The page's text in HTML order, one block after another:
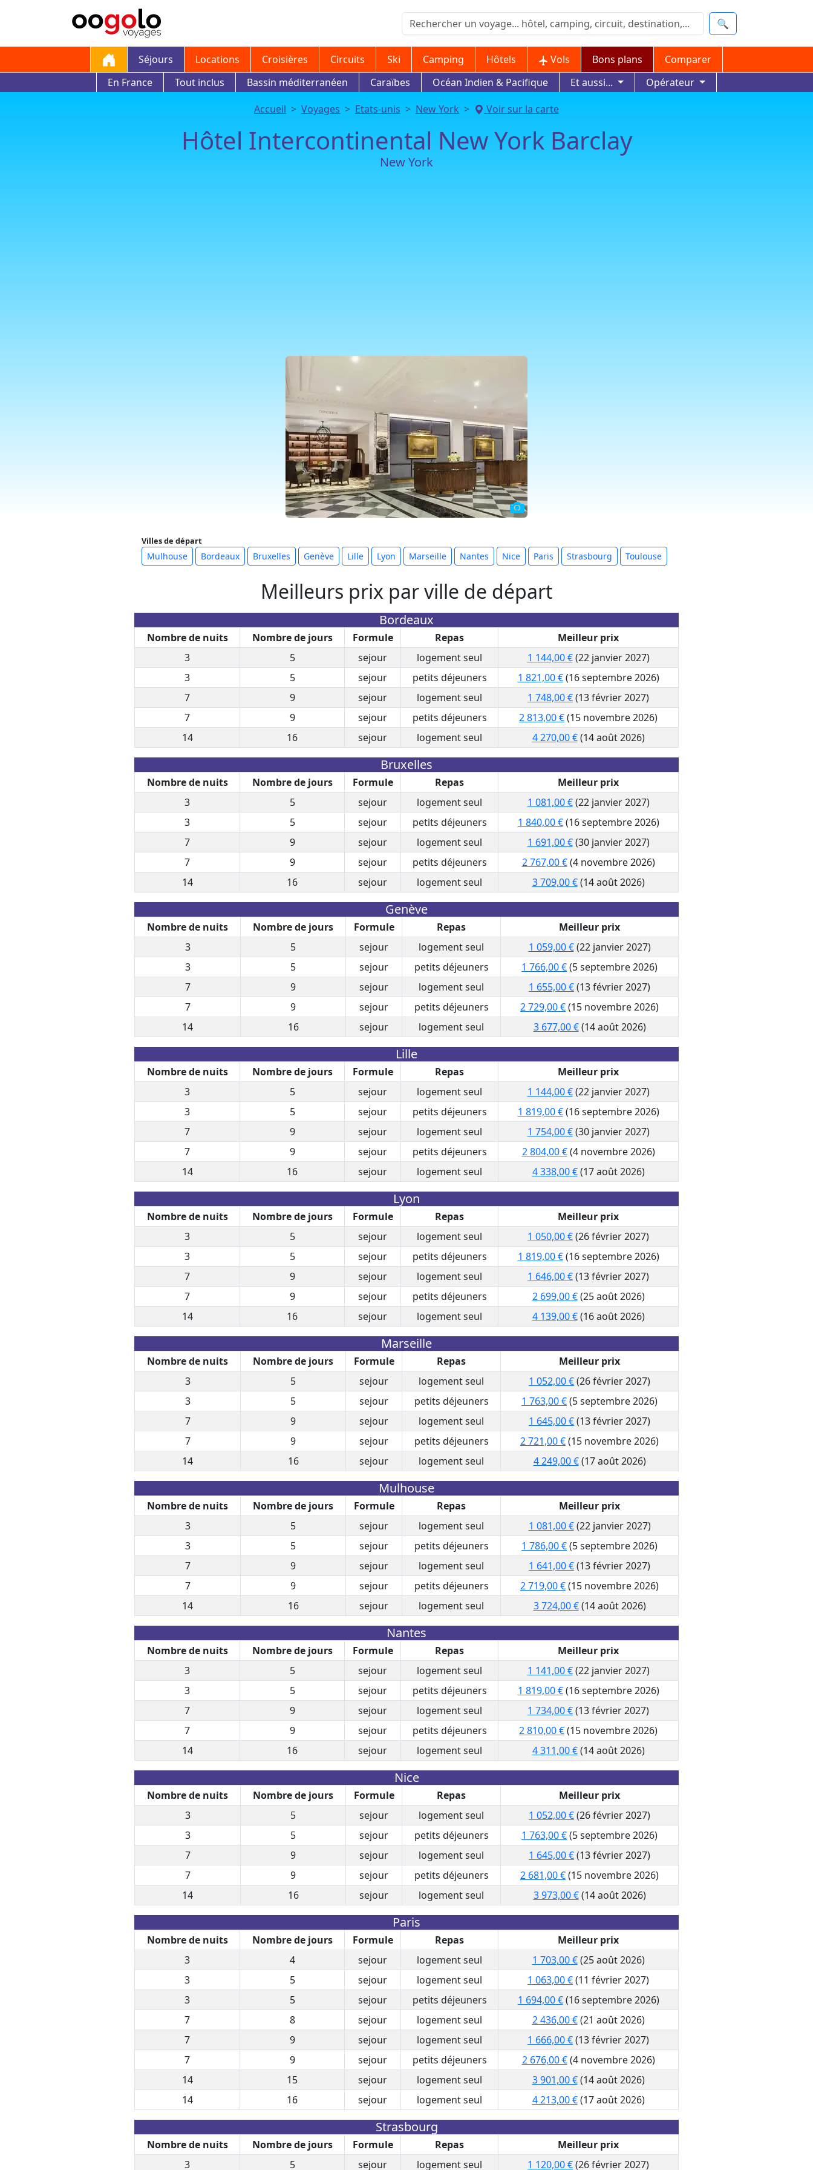
🔍
Séjours Locations Croisières Circuits Ski Camping Hôtels Vols Bons plans
Comparer
En France
Tout inclus Bassin méditerranéen Caraïbes Océan Indien & Pacifique Et aussi...
Opérateur
Accueil
Voyages Etats-unis New York Voir sur la carte
Hôtel Intercontinental New York Barclay
New York
Villes de départ
Mulhouse Bordeaux Bruxelles Genève Lille Lyon Marseille Nantes Nice Paris Strasbourg Toulouse
Meilleurs prix par ville de départ
Bordeaux
Nombre de nuits Nombre de jours Formule Repas
Meilleur prix
3
5 sejour logement seul 1 144,00 €(22 janvier 2027)
3
5 sejour petits déjeuners 1 821,00 €(16 septembre 2026)
7
9 sejour logement seul 1 748,00 €(13 février 2027)
7
9 sejour petits déjeuners 2 813,00 €(15 novembre 2026)
14
16 sejour logement seul 4 270,00 €(14 août 2026)
Bruxelles
Nombre de nuits Nombre de jours Formule Repas
Meilleur prix
3
5 sejour logement seul 1 081,00 €(22 janvier 2027)
3
5 sejour petits déjeuners 1 840,00 €(16 septembre 2026)
7
9 sejour logement seul 1 691,00 €(30 janvier 2027)
7
9 sejour petits déjeuners 2 767,00 €(4 novembre 2026)
14
16 sejour logement seul 3 709,00 €(14 août 2026)
Genève
Nombre de nuits Nombre de jours Formule Repas
Meilleur prix
3
5 sejour logement seul 1 059,00 €(22 janvier 2027)
3
5 sejour petits déjeuners 1 766,00 €(5 septembre 2026)
7
9 sejour logement seul 1 655,00 €(13 février 2027)
7
9 sejour petits déjeuners 2 729,00 €(15 novembre 2026)
14
16 sejour logement seul 3 677,00 €(14 août 2026)
Lille
Nombre de nuits Nombre de jours Formule Repas
Meilleur prix
3
5 sejour logement seul 1 144,00 €(22 janvier 2027)
3
5 sejour petits déjeuners 1 819,00 €(16 septembre 2026)
7
9 sejour logement seul 1 754,00 €(30 janvier 2027)
7
9 sejour petits déjeuners 2 804,00 €(4 novembre 2026)
14
16 sejour logement seul 4 338,00 €(17 août 2026)
Lyon
Nombre de nuits Nombre de jours Formule Repas
Meilleur prix
3
5 sejour logement seul 1 050,00 €(26 février 2027)
3
5 sejour petits déjeuners 1 819,00 €(16 septembre 2026)
7
9 sejour logement seul 1 646,00 €(13 février 2027)
7
9 sejour petits déjeuners 2 699,00 €(25 août 2026)
14
16 sejour logement seul 4 139,00 €(16 août 2026)
Marseille
Nombre de nuits Nombre de jours Formule Repas
Meilleur prix
3
5 sejour logement seul 1 052,00 €(26 février 2027)
3
5 sejour petits déjeuners 1 763,00 €(5 septembre 2026)
7
9 sejour logement seul 1 645,00 €(13 février 2027)
7
9 sejour petits déjeuners 2 721,00 €(15 novembre 2026)
14
16 sejour logement seul 4 249,00 €(17 août 2026)
Mulhouse
Nombre de nuits Nombre de jours Formule Repas
Meilleur prix
3
5 sejour logement seul 1 081,00 €(22 janvier 2027)
3
5 sejour petits déjeuners 1 786,00 €(5 septembre 2026)
7
9 sejour logement seul 1 641,00 €(13 février 2027)
7
9 sejour petits déjeuners 2 719,00 €(15 novembre 2026)
14
16 sejour logement seul 3 724,00 €(14 août 2026)
Nantes
Nombre de nuits Nombre de jours Formule Repas
Meilleur prix
3
5 sejour logement seul 1 141,00 €(22 janvier 2027)
3
5 sejour petits déjeuners 1 819,00 €(16 septembre 2026)
7
9 sejour logement seul 1 734,00 €(13 février 2027)
7
9 sejour petits déjeuners 2 810,00 €(15 novembre 2026)
14
16 sejour logement seul 4 311,00 €(14 août 2026)
Nice
Nombre de nuits Nombre de jours Formule Repas
Meilleur prix
3
5 sejour logement seul 1 052,00 €(26 février 2027)
3
5 sejour petits déjeuners 1 763,00 €(5 septembre 2026)
7
9 sejour logement seul 1 645,00 €(13 février 2027)
7
9 sejour petits déjeuners 2 681,00 €(15 novembre 2026)
14
16 sejour logement seul 3 973,00 €(14 août 2026)
Paris
Nombre de nuits Nombre de jours Formule Repas
Meilleur prix
3
4 sejour logement seul 1 703,00 €(25 août 2026)
3
5 sejour logement seul 1 063,00 €(11 février 2027)
3
5 sejour petits déjeuners 1 694,00 €(16 septembre 2026)
7
8 sejour logement seul 2 436,00 €(21 août 2026)
7
9 sejour logement seul 1 666,00 €(13 février 2027)
7
9 sejour petits déjeuners 2 676,00 €(4 novembre 2026)
14
15 sejour logement seul 3 901,00 €(14 août 2026)
14
16 sejour logement seul 4 213,00 €(17 août 2026)
Strasbourg
Nombre de nuits Nombre de jours Formule Repas
Meilleur prix
3
5 sejour logement seul 1 120,00 €(26 février 2027)